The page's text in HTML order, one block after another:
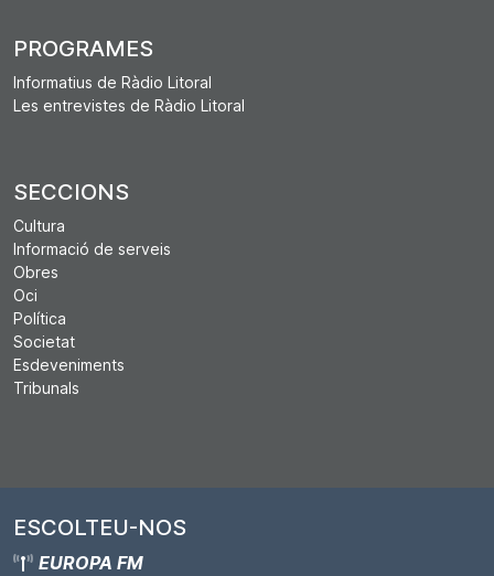
PROGRAMES
Informatius de Ràdio Litoral
Les entrevistes de Ràdio Litoral
SECCIONS
Cultura
Informació de serveis
Obres
Oci
Política
Societat
Esdeveniments
Tribunals
ESCOLTEU-NOS
EUROPA FM